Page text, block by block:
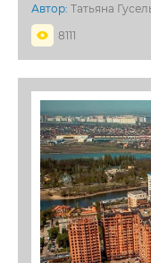
Автор: Татьяна
8111